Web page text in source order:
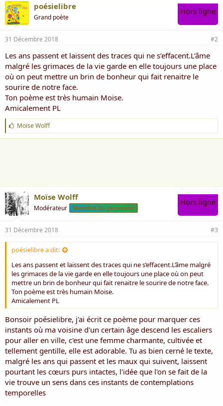
poésielibre
Grand poète
Hors ligne
31 Décembre 2018 #2
Les ans passent et laissent des traces qui ne s’effacent.L’âme
malgré les grimaces de la vie garde en elle toujours une place
où on peut mettre un brin de bonheur qui fait renaitre le
sourire de notre face.
Ton poème est très humain Moise.
Amicalement PL
J
'
a
Moïse Wolff
Moïse Wolff
Modérateur Membre du personnel
Hors ligne
31 Décembre 2018 #3
poésielibre a dit:
Les ans passent et laissent des traces qui ne s’effacent.L’âme malgré
les grimaces de la vie garde en elle toujours une place où on peut
mettre un brin de bonheur qui fait renaitre le sourire de notre face.
Ton poème est très humain Moise.
Amicalement PL
Bonsoir poésielibre, j'ai écrit ce poème pour marquer ces
instants où ma voisine d'un certain âge descend les escaliers
pour aller en ville, c'est une femme charmante, cultivée et
tellement gentille, elle est adorable. Tu as bien cerné le texte,
malgré les ans qui passent et les maux qui suivent, laissent
pourtant les cœurs purs intactes, l'idée que l'on se fait de la
vie trouve un sens dans ces instants de contemplations
temporelles